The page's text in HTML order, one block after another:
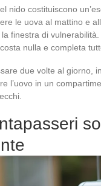
nido costituiscono
le uova al mattino e
finestra di vulnerabilità.
nulla e completa
due volte al giorno,
l’uovo in un